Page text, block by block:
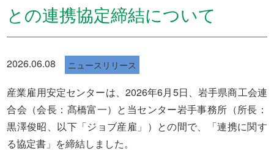
との連携協定締結について
2026.06.08 ニュースリリース
産業雇用安定センターは、2026年6月5日、岩手県商工会連
合会（会長：髙橋富一）と当センター岩手事務所（所長：
黒澤俊昭、以下「ジョブ産雇」）との間で、「連携に関す
る協定書」を締結しました。